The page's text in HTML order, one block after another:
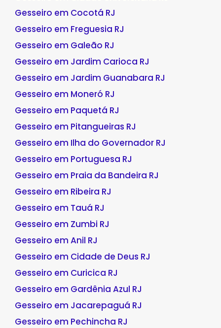
Gesseiro em Cocotá RJ
Gesseiro em Freguesia RJ
Gesseiro em Galeão RJ
Gesseiro em Jardim Carioca RJ
Gesseiro em Jardim Guanabara RJ
Gesseiro em Moneró RJ
Gesseiro em Paquetá RJ
Gesseiro em Pitangueiras RJ
Gesseiro em Ilha do Governador RJ
Gesseiro em Portuguesa RJ
Gesseiro em Praia da Bandeira RJ
Gesseiro em Ribeira RJ
Gesseiro em Tauá RJ
Gesseiro em Zumbi RJ
Gesseiro em Anil RJ
Gesseiro em Cidade de Deus RJ
Gesseiro em Curicica RJ
Gesseiro em Gardênia Azul RJ
Gesseiro em Jacarepaguá RJ
Gesseiro em Pechincha RJ